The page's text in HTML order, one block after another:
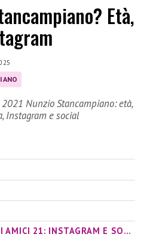
Età,
Nunzio Stancampiano: età,
Instagram e social
DOVE SEGUIRE NUNZIO DI AMICI 21: INSTAGRAM E SOCIAL